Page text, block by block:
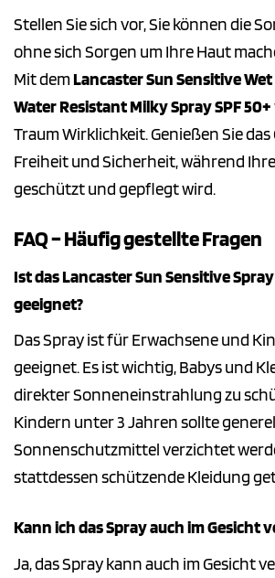
Stellen Sie sich vor, Sie können die
ohne sich Sorgen um Ihre Haut
Mit demLancaster Sun Sensitive
Water Resistant Milky Spray SPF 50+
Traum Wirklichkeit. Genießen Sie
Freiheit und Sicherheit, während
geschützt und gepflegt wird.
FAQ – Häufig gestellte Fragen
Ist das Lancaster Sun Sensitive
geeignet?
Das Spray ist für Erwachsene und
geeignet. Es ist wichtig, Babys und
direkter Sonneneinstrahlung zu
Kindern unter 3 Jahren sollte
Sonnenschutzmittel verzichtet
stattdessen schützende Kleidung
Kann ich das Spray auch im Gesicht
Ja, das Spray kann auch im Gesicht